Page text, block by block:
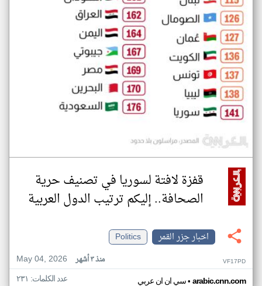
قفزة لافتة لسوريا في تصنيف حرية
الصحافة.. إليكم ترتيب الدول العربية
اخبار جزر القمر
Politics
May 04, 2026
منذ ٣ أشهر VF17PD
سي ان ان عربي• arabic.cnn.com عدد الكلمات: ٢٣١